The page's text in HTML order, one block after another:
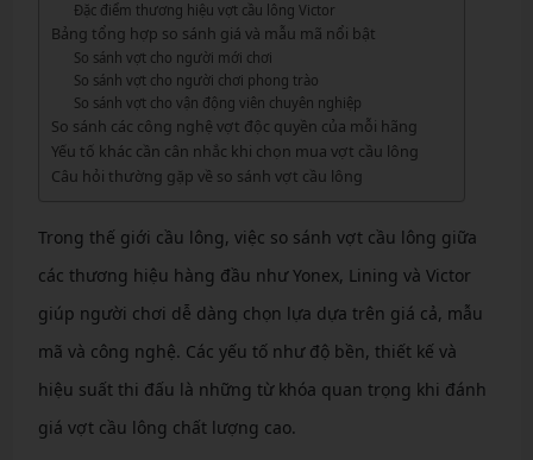
Đặc điểm thương hiệu vợt cầu lông Victor
Bảng tổng hợp so sánh giá và mẫu mã nổi bật
So sánh vợt cho người mới chơi
So sánh vợt cho người chơi phong trào
So sánh vợt cho vận động viên chuyên nghiệp
So sánh các công nghệ vợt độc quyền của mỗi hãng
Yếu tố khác cần cân nhắc khi chọn mua vợt cầu lông
Câu hỏi thường gặp về so sánh vợt cầu lông
Trong thế giới cầu lông, việc so sánh vợt cầu lông giữa
các thương hiệu hàng đầu như Yonex, Lining và Victor
giúp người chơi dễ dàng chọn lựa dựa trên giá cả, mẫu
mã và công nghệ. Các yếu tố như độ bền, thiết kế và
hiệu suất thi đấu là những từ khóa quan trọng khi đánh
giá vợt cầu lông chất lượng cao.